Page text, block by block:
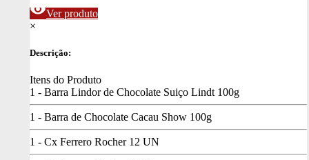
visibilityVer produto
×
Descrição:
Itens do Produto
1 - Barra Lindor de Chocolate Suiço Lindt 100g
1 - Barra de Chocolate Cacau Show 100g
1 - Cx Ferrero Rocher 12 UN